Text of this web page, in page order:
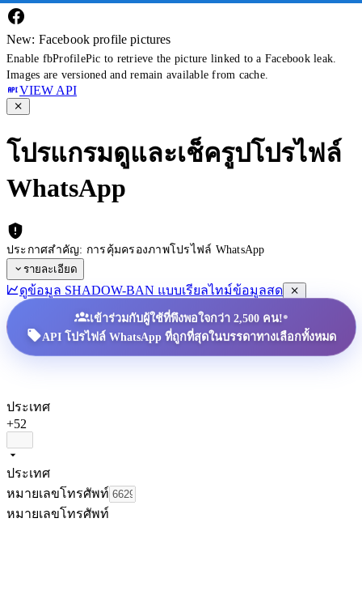
New: Facebook profile pictures
Enable fbProfilePic to retrieve the picture linked to a Facebook leak.
Images are versioned and remain available from cache.
VIEW API
โปรแกรมดูและเช็ครูปโปรไฟล์
WhatsApp
ประกาศสำคัญ: การคุ้มครองภาพโปรไฟล์ WhatsApp
รายละเอียด
ดูข้อมูล SHADOW-BAN แบบเรียลไทม์ข้อมูลสด
เข้าร่วมกับผู้ใช้ที่พึงพอใจกว่า 2,500 คน!•
API โปรไฟล์ WhatsApp ที่ถูกที่สุดในบรรดาทางเลือกทั้งหมด
ประเทศ
+52
ประเทศ
หมายเลขโทรศัพท์
หมายเลขโทรศัพท์